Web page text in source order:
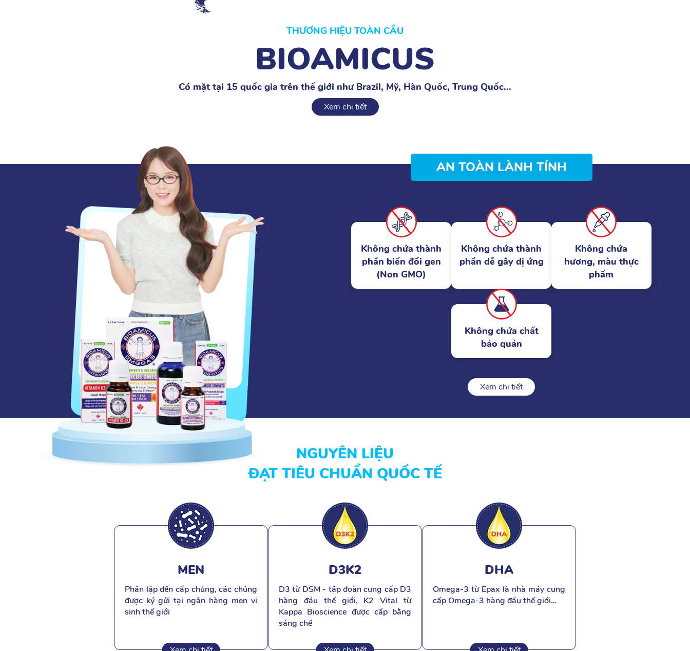
THƯƠNG HIỆU TOÀN CẦU
BIOAMICUS
Có mặt tại 15 quốc gia trên thế giới như Brazil, Mỹ, Hàn Quốc, Trung Quốc...
Xem chi tiết
AN TOÀN LÀNH TÍNH
Không chứa thành
phần biến đổi gen
(Non GMO)
Không chứa thành
phần dễ gây dị ứng
Không chứa
hương, màu thực
phẩm
Không chứa chất
bảo quản
Xem chi tiết
NGUYÊN LIỆU
ĐẠT TIÊU CHUẨN QUỐC TẾ
MEN
Phân lập đến cấp chủng, các chủng
được ký gửi tại ngân hàng men vi
sinh thế giới
D3K2
D3 từ DSM - tập đoàn cung cấp D3
hàng đầu thế giới, K2 Vital từ
Kappa Bioscience được cấp bằng
sáng chế
DHA
Omega-3 từ Epax là nhà máy cung
cấp Omega-3 hàng đầu thế giới…